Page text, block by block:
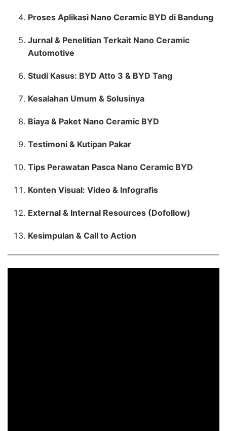
Proses Aplikasi Nano Ceramic BYD di Bandung
Jurnal & Penelitian Terkait Nano Ceramic
Automotive
Studi Kasus: BYD Atto 3 & BYD Tang
Kesalahan Umum & Solusinya
Biaya & Paket Nano Ceramic BYD
Testimoni & Kutipan Pakar
Tips Perawatan Pasca Nano Ceramic BYD
Konten Visual: Video & Infografis
External & Internal Resources (Dofollow)
Kesimpulan & Call to Action